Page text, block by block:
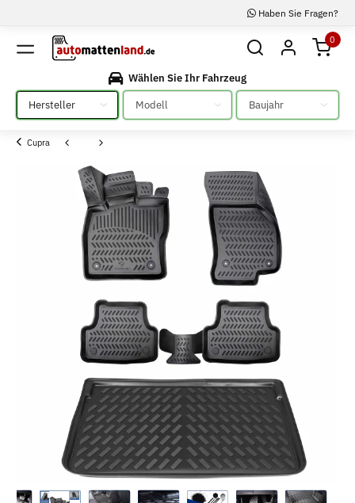
Haben Sie Fragen?
0
Wählen Sie Ihr Fahrzeug
Bitte auswählen
Bitte auswählen Bitte auswählen
Cupra